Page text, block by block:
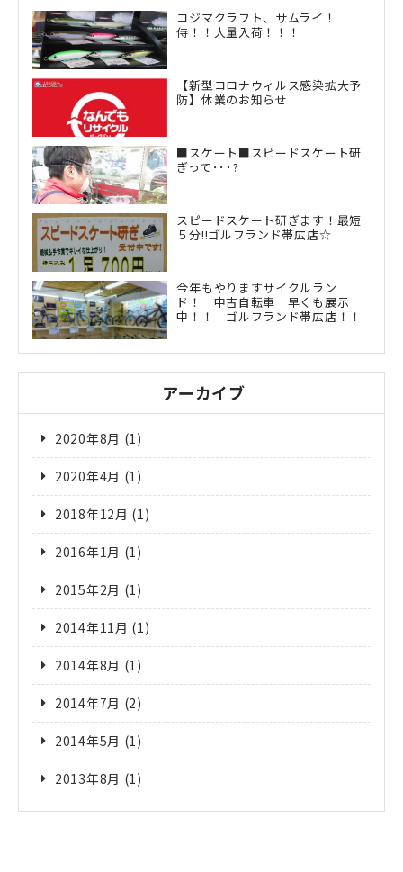
コジマクラフト、サムライ！
侍！！大量入荷！！！
【新型コロナウィルス感染拡大予
防】休業のお知らせ
■スケート■スピードスケート研
ぎって･･･?
スピードスケート研ぎます！最短
５分!!ゴルフランド帯広店☆
今年もやりますサイクルラン
ド！ 中古自転車 早くも展示
中！！ ゴルフランド帯広店！！
アーカイブ
2020年8月 (1)
2020年4月 (1)
2018年12月 (1)
2016年1月 (1)
2015年2月 (1)
2014年11月 (1)
2014年8月 (1)
2014年7月 (2)
2014年5月 (1)
2013年8月 (1)